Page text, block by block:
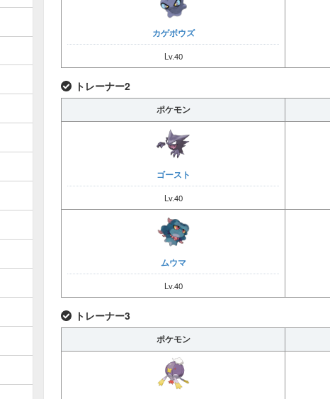
ポケモンセンターから北
④
カゲボウズ
Lv.40
トレーナー2
ポケモン
ゴースト
Lv.40
ムウマ
Lv.40
トレーナー3
ポケモン